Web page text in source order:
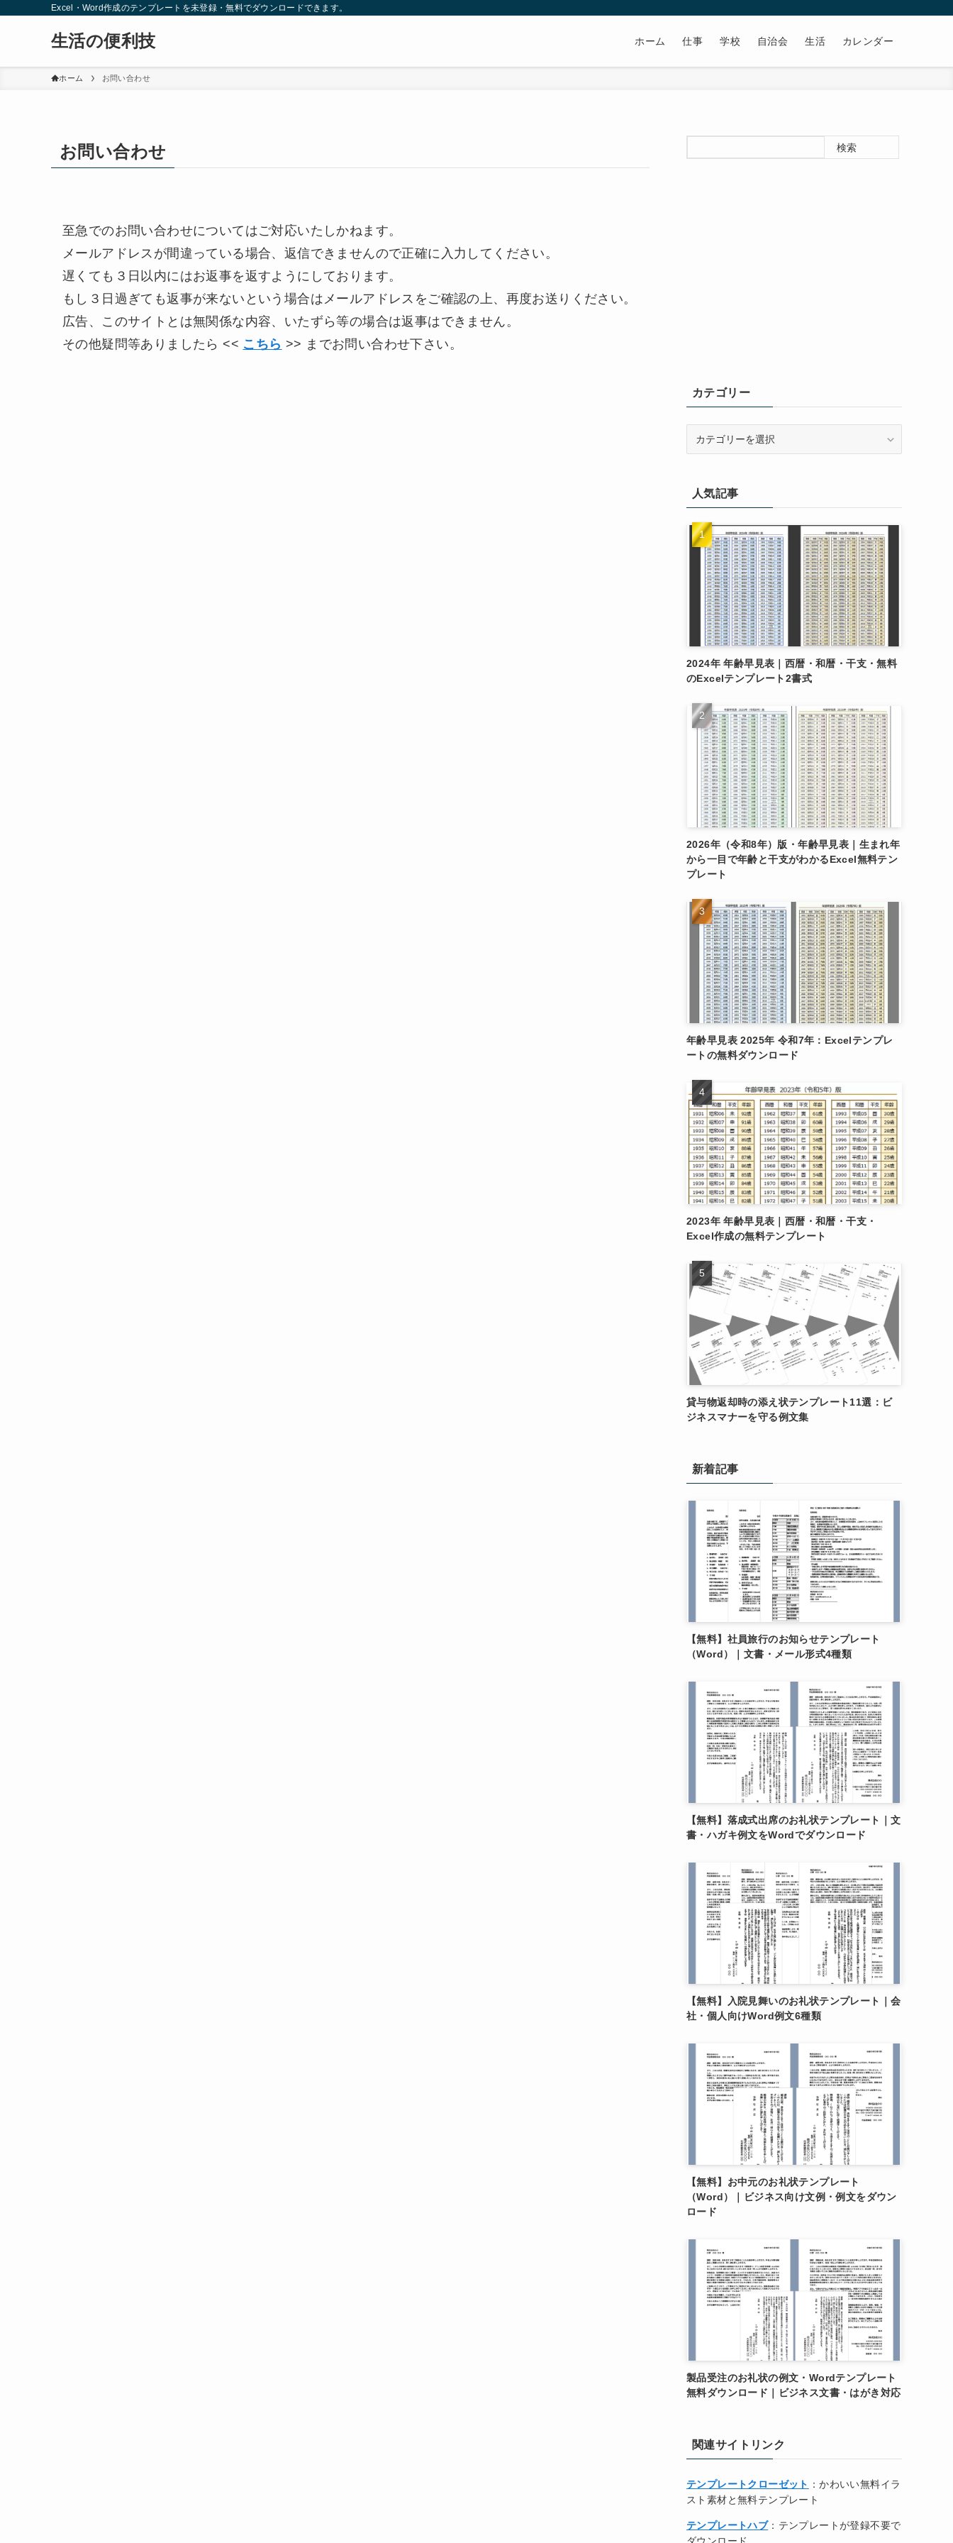
Excel・Word作成のテンプレートを未登録・無料でダウンロードできます。
生活の便利技 ホーム 仕事 学校 自治会 生活 カレンダー
ホーム お問い合わせ
お問い合わせ
至急でのお問い合わせについてはご対応いたしかねます。
メールアドレスが間違っている場合、返信できませんので正確に入力してください。
遅くても３日以内にはお返事を返すようにしております。
もし３日過ぎても返事が来ないという場合はメールアドレスをご確認の上、再度お送りください。
広告、このサイトとは無関係な内容、いたずら等の場合は返事はできません。
その他疑問等ありましたら << こちら >> までお問い合わせ下さい。
検索
カテゴリー
ー人気記事
2024年 年齢早見表｜西暦・和暦・干支・無料
のExcelテンプレート2書式
2026年（令和8年）版・年齢早見表｜生まれ年
から一目で年齢と干支がわかるExcel無料テン
プレート
年齢早見表 2025年 令和7年：Excelテンプレ
ートの無料ダウンロード
2023年 年齢早見表｜西暦・和暦・干支・
Excel作成の無料テンプレート
貸与物返却時の添え状テンプレート11選：ビ
ジネスマナーを守る例文集
新着記事
【無料】社員旅行のお知らせテンプレート
（Word）｜文書・メール形式4種類
【無料】落成式出席のお礼状テンプレート｜文
書・ハガキ例文をWordでダウンロード
【無料】入院見舞いのお礼状テンプレート｜会
社・個人向けWord例文6種類
【無料】お中元のお礼状テンプレート
（Word）｜ビジネス向け文例・例文をダウン
ロード
製品受注のお礼状の例文・Wordテンプレート
無料ダウンロード｜ビジネス文書・はがき対応
関連サイトリンク
テンプレートクローゼット ：かわいい無料イラ
スト素材と無料テンプレート
テンプレートハブ：テンプレートが登録不要で